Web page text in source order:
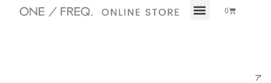
0
Cart
ア